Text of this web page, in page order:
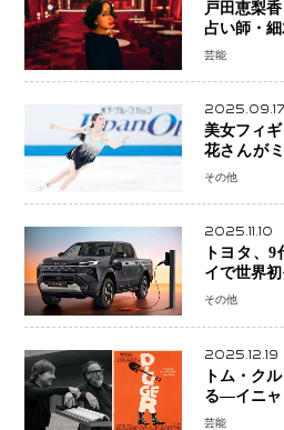
戸田恵梨
占い師・
芸能
2025.09.17
美女フィ
花さんが
手権欠場
その他
2025.11.10
トヨタ、
イで世界
なるBEVモ
その他
2025.12.19
トム・ク
る―イニャ
の大惨事
芸能